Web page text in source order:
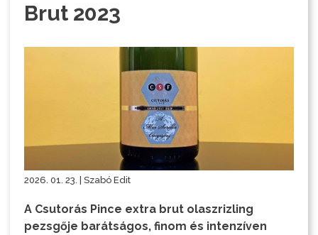
Brut 2023
2026. 01. 23. | Szabó Edit
A Csutorás Pince extra brut olaszrizling
pezsgője barátságos, finom és intenzíven